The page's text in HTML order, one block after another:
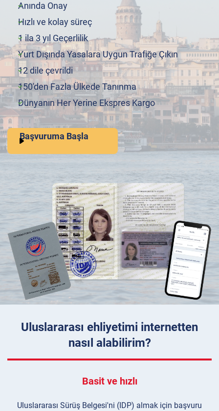
Anında Onay
Hızlı ve kolay süreç
1 ila 3 yıl Geçerlilik
Yurt Dışında Yasalara Uygun Trafiğe Çıkın
12 dile çevrildi
150'den Fazla Ülkede Tanınma
Dünyanın Her Yerine Ekspres Kargo
Başvuruma Başla
Uluslararası ehliyetimi internetten
nasıl alabilirim?
Basit ve hızlı
Uluslararası Sürüş Belgesi'ni (IDP) almak için başvuru